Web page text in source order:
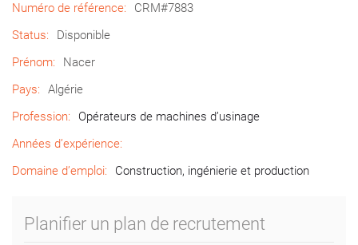
Numéro de référence:
CRM#7883
Status:
Disponible
Prénom:
Nacer
Pays:
Algérie
Profession:
Opérateurs de machines d’usinage
Années d’expérience:
Domaine d’emploi:
Construction, ingénierie et production
Planifier un plan de recrutement